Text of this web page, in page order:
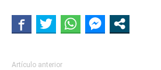
Artículo anterior